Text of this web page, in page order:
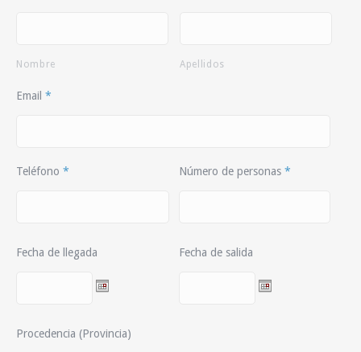
Nombre Apellidos
Email *
Teléfono * Número de personas *
Fecha de llegada Fecha de salida
Procedencia (Provincia)